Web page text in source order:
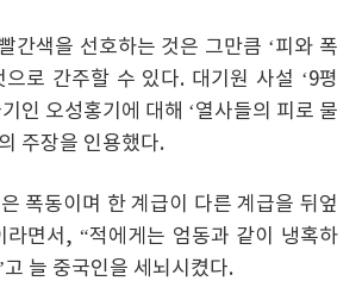
간색을 선호하는 것은 그만큼 ‘피와 폭
으로 간주할 수 있다. 대기원 사설 ‘9평
인 오성홍기에 대해 ‘열사들의 피로 물
주장을 인용했다.
폭동이며 한 계급이 다른 계급을 뒤엎
라면서, “적에게는 엄동과 같이 냉혹하
늘 중국인을 세뇌시켰다.